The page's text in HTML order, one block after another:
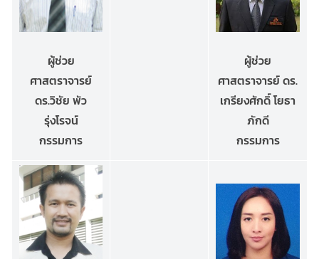
ผู้ช่วย
ศาสตราจารย์
ดร.วิชัย พัว
รุ่งโรจน์
กรรมการ
ผู้ช่วย
ศาสตราจารย์ ดร.
เกรียงศักดิ์ โยธา
ภักดี
กรรมการ